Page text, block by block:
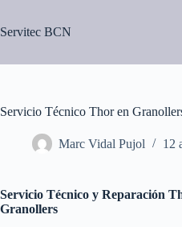
contenido
Servitec BCN
Servicio Técnico Thor en
Marc Vidal Pujol 12
Servicio Técnico y Reparación
Granollers